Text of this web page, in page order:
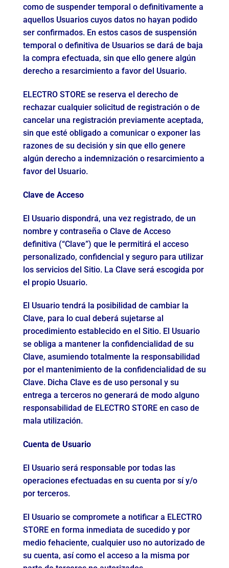
como de suspender temporal o definitivamente a
aquellos Usuarios cuyos datos no hayan podido
ser confirmados. En estos casos de suspensión
temporal o definitiva de Usuarios se dará de baja
la compra efectuada, sin que ello genere algún
derecho a resarcimiento a favor del Usuario.
ELECTRO STORE se reserva el derecho de
rechazar cualquier solicitud de registración o de
cancelar una registración previamente aceptada,
sin que esté obligado a comunicar o exponer las
razones de su decisión y sin que ello genere
algún derecho a indemnización o resarcimiento a
favor del Usuario.
Clave de Acceso
El Usuario dispondrá, una vez registrado, de un
nombre y contraseña o Clave de Acceso
definitiva (“Clave”) que le permitirá el acceso
personalizado, confidencial y seguro para utilizar
los servicios del Sitio. La Clave será escogida por
el propio Usuario.
El Usuario tendrá la posibilidad de cambiar la
Clave, para lo cual deberá sujetarse al
procedimiento establecido en el Sitio. El Usuario
se obliga a mantener la confidencialidad de su
Clave, asumiendo totalmente la responsabilidad
por el mantenimiento de la confidencialidad de su
Clave. Dicha Clave es de uso personal y su
entrega a terceros no generará de modo alguno
responsabilidad de ELECTRO STORE en caso de
mala utilización.
Cuenta de Usuario
El Usuario será responsable por todas las
operaciones efectuadas en su cuenta por sí y/o
por terceros.
El Usuario se compromete a notificar a ELECTRO
STORE en forma inmediata de sucedido y por
medio fehaciente, cualquier uso no autorizado de
su cuenta, así como el acceso a la misma por